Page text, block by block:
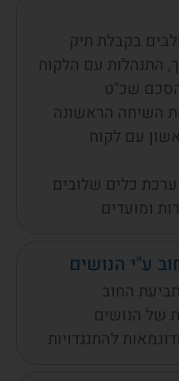
בקבלת תיק
התנהלות עם הלקוח
שכ"ט
השיחה הראשונה
עם לקוח
כלים שלובים
ומועדים
ע"י הנושים
החוב
של הנושים
להתנגדויות